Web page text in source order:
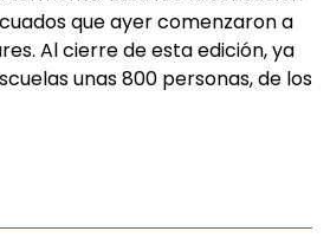
que ayer comenzaron a
Al cierre de esta edición, ya
unas 800 personas, de los